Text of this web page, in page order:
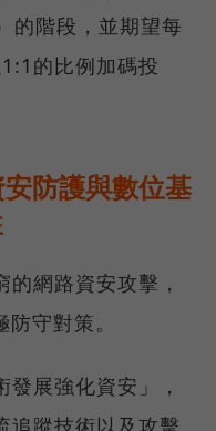
的階段，並期望每
的比例加碼投
防護與數位基
網路資安攻擊，
守對策。
展強化資安」，
追蹤技術以及攻擊